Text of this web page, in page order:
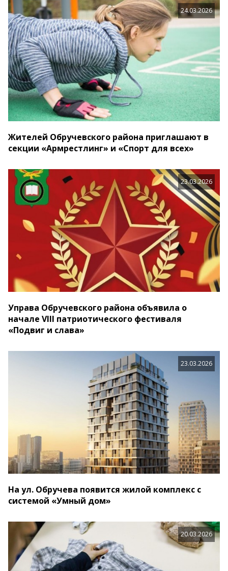
24.03.2026
Жителей Обручевского района приглашают в
секции «Армрестлинг» и «Спорт для всех»
23.03.2026
Управа Обручевского района объявила о
начале VIII патриотического фестиваля
«Подвиг и слава»
23.03.2026
На ул. Обручева появится жилой комплекс с
системой «Умный дом»
20.03.2026